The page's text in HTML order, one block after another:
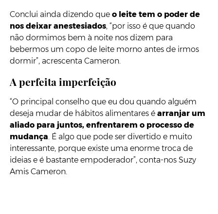
Conclui ainda dizendo que o leite tem o poder de
nos deixar anestesiados, “por isso é que quando
não dormimos bem à noite nos dizem para
bebermos um copo de leite morno antes de irmos
dormir”, acrescenta Cameron.
A perfeita imperfeição
“O principal conselho que eu dou quando alguém
deseja mudar de hábitos alimentares é arranjar um
aliado para juntos, enfrentarem o processo de
mudança. É algo que pode ser divertido e muito
interessante, porque existe uma enorme troca de
ideias e é bastante empoderador”, conta-nos Suzy
Amis Cameron.